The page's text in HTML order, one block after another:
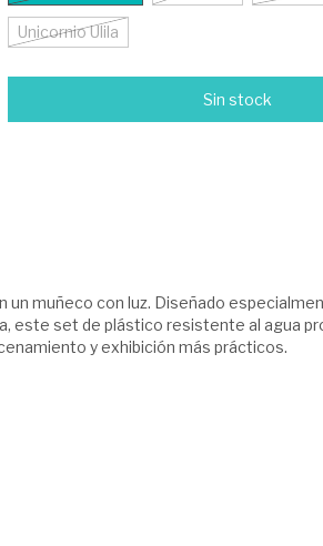
Unicornio Ulila
muñeco con luz. Diseñado
este set de plástico resistente al agua
y exhibición más prácticos.